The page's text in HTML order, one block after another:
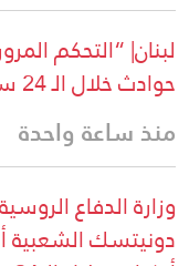
حوادث خلال الـ 24 ساعة الماضية
منذ ساعة واحدة
وزارة الدفاع